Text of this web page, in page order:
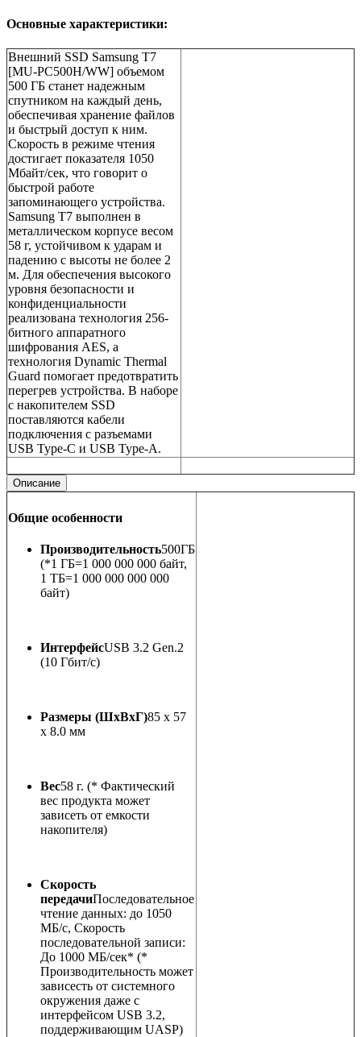
Основные характеристики:
Внешний SSD Samsung T7
[MU-PC500H/WW] объемом
500 ГБ станет надежным
спутником на каждый день,
обеспечивая хранение файлов
и быстрый доступ к ним.
Скорость в режиме чтения
достигает показателя 1050
Мбайт/сек, что говорит о
быстрой работе
запоминающего устройства.
Samsung T7 выполнен в
металлическом корпусе весом
58 г, устойчивом к ударам и
падению с высоты не более 2
м. Для обеспечения высокого
уровня безопасности и
конфиденциальности
реализована технология 256-
битного аппаратного
шифрования AES, а
технология Dynamic Thermal
Guard помогает предотвратить
перегрев устройства. В наборе
с накопителем SSD
поставляются кабели
подключения с разъемами
USB Type-C и USB Type-A.
Описание
Общие особенности
Производительность500ГБ
(*1 ГБ=1 000 000 000 байт,
1 TБ=1 000 000 000 000
байт)
ИнтерфейсUSB 3.2 Gen.2
(10 Гбит/c)
Размеры (ШxВxГ)85 x 57
x 8.0 мм
Вес58 г. (* Фактический
вес продукта может
зависеть от емкости
накопителя)
Скорость
передачиПоследовательное
чтение данных: до 1050
MБ/с, Скорость
последовательной записи:
До 1000 MБ/сек* (*
Производительность может
зависесть от системного
окружения даже с
интерфейсом USB 3.2,
поддерживающим UASP)